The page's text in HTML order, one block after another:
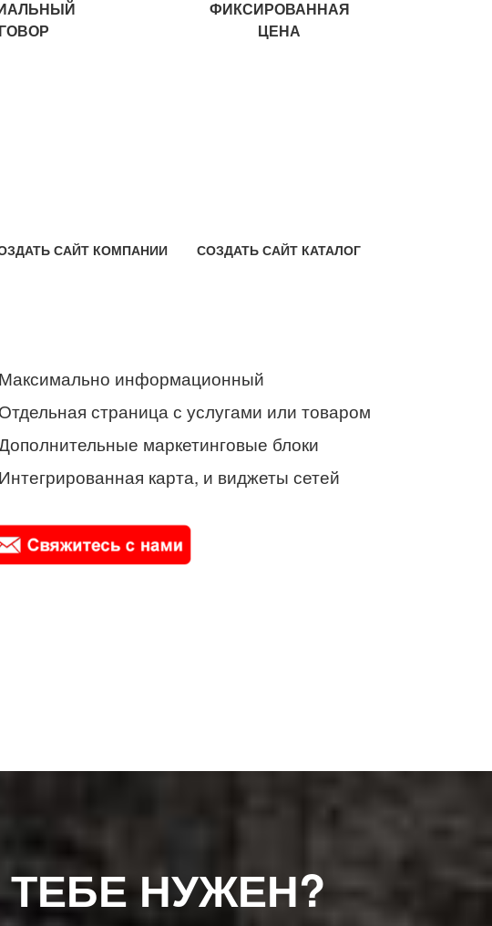
ФИКСИРОВАННАЯ
ЦЕНА
САЙТ КОМПАНИИ СОЗДАТЬ САЙТ КАТАЛОГ
информационный
страница с услугами или товаром
маркетинговые блоки
карта, и виджеты сетей
НУЖЕН?